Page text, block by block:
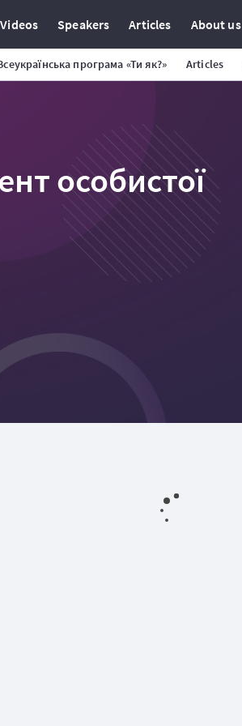
Videos Speakers Articles About us
програма «Ти як?» Articles
особистої